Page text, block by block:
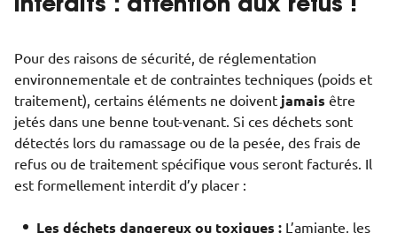
interdits : attention aux refus !
Pour des raisons de sécurité, de réglementation
environnementale et de contraintes techniques (poids et
traitement), certains éléments ne doivent jamais être
jetés dans une benne tout-venant. Si ces déchets sont
détectés lors du ramassage ou de la pesée, des frais de
refus ou de traitement spécifique vous seront facturés. Il
est formellement interdit d’y placer :
Les déchets dangereux ou toxiques : L’amiante, les